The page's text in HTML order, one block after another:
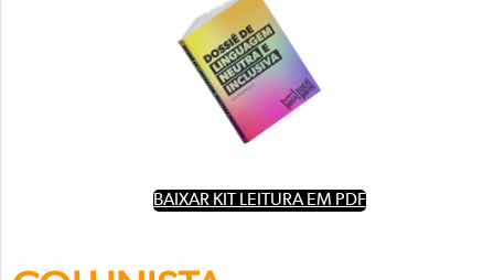
BAIXAR KIT LEITURA EM PDF